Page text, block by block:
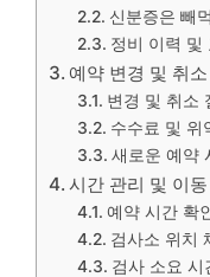
신분증은 빼
정비 이력 및
예약 변경 및 취
변경 및 취소
수수료 및 위
새로운 예약
시간 관리 및 이
예약 시간 확
검사소 위치
검사 소요 시